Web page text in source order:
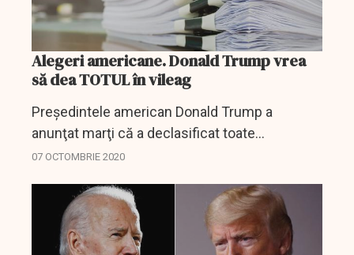
Alegeri americane. Donald Trump vrea
să dea TOTUL în vileag
Preşedintele american Donald Trump a
anunţat marţi că a declasificat toate
documentele legate de investigaţiile privind
americane din 2016 şi...
07 OCTOMBRIE 2020